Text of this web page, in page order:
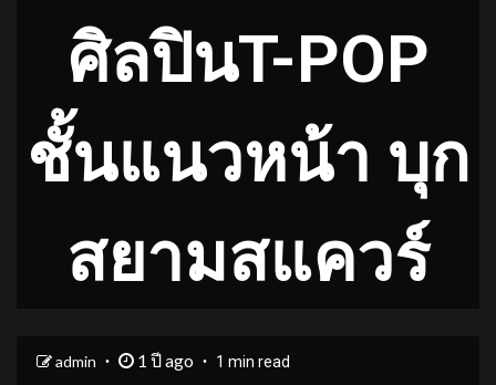
ศิลปินT-POP
ชั้นแนวหน้า บุก
สยามสแควร์
admin 1 ปี ago 1 min read